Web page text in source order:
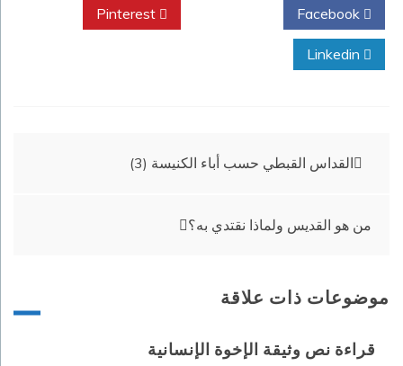
تصفّح
القداس القبطي حسب أباء الكنيسة (3)
من هو القديس ولماذا نقتدي به؟
موضوعات ذات علاقة
قراءة نص وثيقة الإخوة الإنسانية